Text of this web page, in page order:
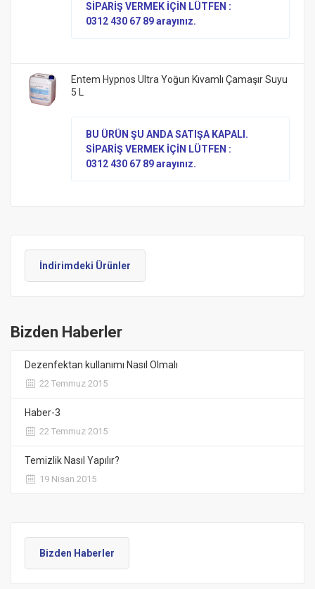
SİPARİŞ VERMEK İÇİN LÜTFEN :
0312 430 67 89 arayınız.
Entem Hypnos Ultra Yoğun Kıvamlı Çamaşır Suyu
5 L
BU ÜRÜN ŞU ANDA SATIŞA KAPALI.
SİPARİŞ VERMEK İÇİN LÜTFEN :
0312 430 67 89 arayınız.
İndirimdeki Ürünler
Bizden Haberler
Dezenfektan kullanımı Nasıl Olmalı
22 Temmuz 2015
Haber-3
22 Temmuz 2015
Temizlik Nasıl Yapılır?
19 Nisan 2015
Bizden Haberler